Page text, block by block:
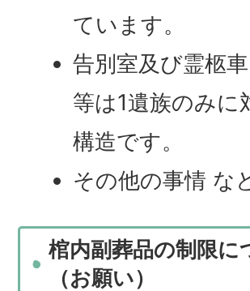
ています。
告別室及び霊柩
等は1遺族のみに
構造です。
その他の事情 な
棺内副葬品の制限に
（お願い）